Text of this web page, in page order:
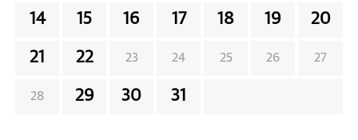
14 15 16 17 18 19 20
21 22 23 24 25 26 27
28 29 30 31